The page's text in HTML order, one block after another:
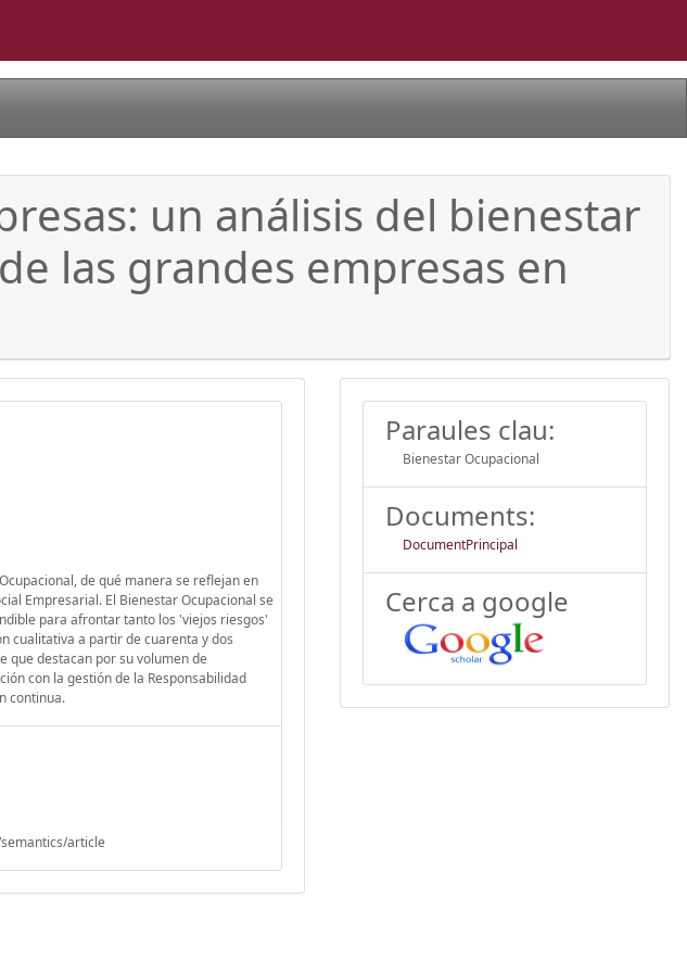
un análisis del bienestar
las grandes empresas en
de qué manera se reflejan en
Empresarial. El Bienestar Ocupacional se
para afrontar tanto los 'viejos riesgos'
cualitativa a partir de cuarenta y dos
que destacan por su volumen de
con la gestión de la Responsabilidad
continua.
article
Paraules clau:
Bienestar Ocupacional
Documents:
DocumentPrincipal
Cerca a google